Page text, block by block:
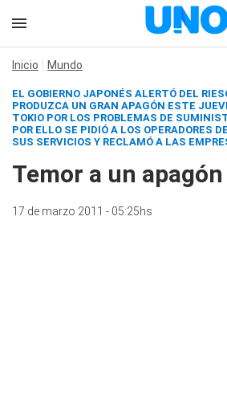
Inicio Mundo
EL GOBIERNO JAPONÉS ALERTÓ DEL
PRODUZCA UN GRAN APAGÓN ESTE
TOKIO POR LOS PROBLEMAS DE
POR ELLO SE PIDIÓ A LOS OPERADORES
SUS SERVICIOS Y RECLAMÓ A LAS
Temor a un
17 de marzo 2011 - 05:25hs